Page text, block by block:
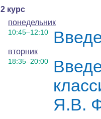
2 курс
понедельник
10:45–12:10
вторник
18:35–20:00
Я.В.